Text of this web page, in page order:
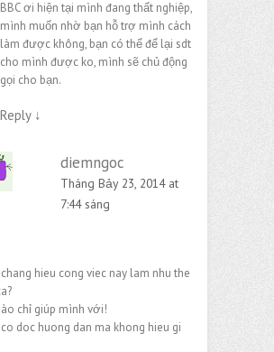
BBC ơi hiện tại mình đang thất nghiệp,
mình muốn nhờ bạn hỗ trợ mình cách
làm được không, bạn có thể để lại sdt
cho mình được ko, mình sẽ chủ động
gọi cho bạn.
Reply ↓
diemngoc
Tháng Bảy 23, 2014 at
7:44 sáng
hieu cong viec nay lam nhu the
chỉ giúp mình với!
doc huong dan ma khong hieu gi